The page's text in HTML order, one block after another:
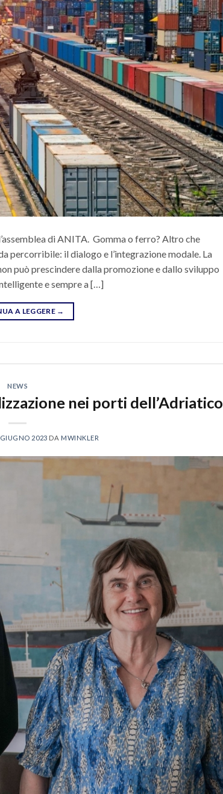
di ANITA. Gomma o ferro? Altro che
percorribile: il dialogo e l’integrazione modale. La
può prescindere dalla promozione e dallo sviluppo
e sempre a […]
A LEGGERE →
NEWS
nei porti dell’Adriatico
2023 DA MWINKLER